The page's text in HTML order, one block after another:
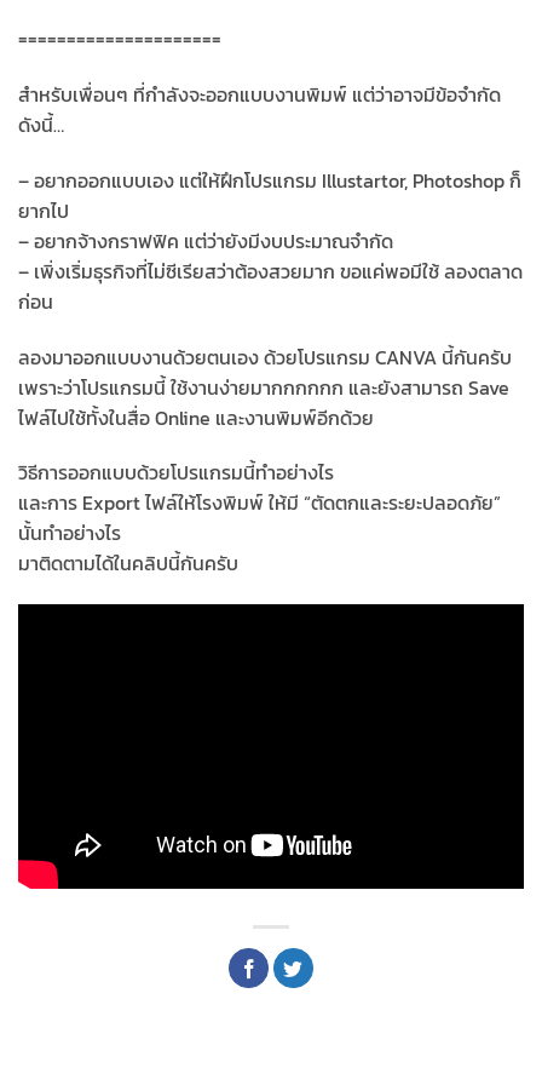
=====================
สำหรับเพื่อนๆ ที่กำลังจะออกแบบงานพิมพ์ แต่ว่าอาจมีข้อจำกัด
ดังนี้…
– อยากออกแบบเอง แต่ให้ฝึกโปรแกรม Illustartor, Photoshop ก็
ยากไป
– อยากจ้างกราฟฟิค แต่ว่ายังมีงบประมาณจำกัด
– เพิ่งเริ่มธุรกิจที่ไม่ซีเรียสว่าต้องสวยมาก ขอแค่พอมีใช้ ลองตลาด
ก่อน
ลองมาออกแบบงานด้วยตนเอง ด้วยโปรแกรม CANVA นี้กันครับ
เพราะว่าโปรแกรมนี้ ใช้งานง่ายมากกกกกก และยังสามารถ Save
ไฟล์ไปใช้ทั้งในสื่อ Online และงานพิมพ์อีกด้วย
วิธีการออกแบบด้วยโปรแกรมนี้ทำอย่างไร
และการ Export ไฟล์ให้โรงพิมพ์ ให้มี “ตัดตกและระยะปลอดภัย”
นั้นทำอย่างไร
มาติดตามได้ในคลิปนี้กันครับ